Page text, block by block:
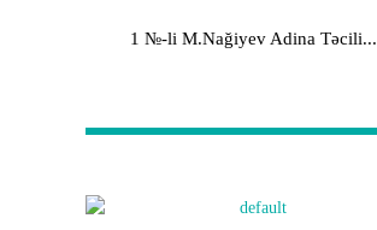
1 №-li M.Nağiyev Adina Təcili...